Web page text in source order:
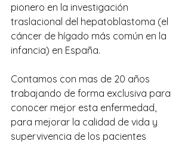
pionero en la investigación
traslacional del hepatoblastoma (el
cáncer de hígado más común en la
infancia) en España.
Contamos con mas de 20 años
trabajando de forma exclusiva para
conocer mejor esta enfermedad,
para mejorar la calidad de vida y
supervivencia de los pacientes